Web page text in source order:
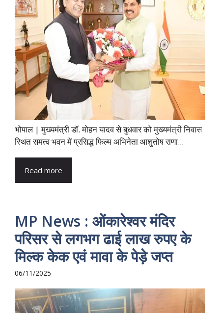
भोपाल | मुख्यमंत्री डॉ. मोहन यादव से बुधवार को मुख्यमंत्री निवास
स्थित समत्व भवन में प्रसिद्ध फिल्म अभिनेता आशुतोष राणा...
Read more
MP News : ओंकारेश्वर मंदिर
परिसर से लगभग ढाई लाख रुपए के
मिल्क केक एवं मावा के पेड़े जप्त
06/11/2025